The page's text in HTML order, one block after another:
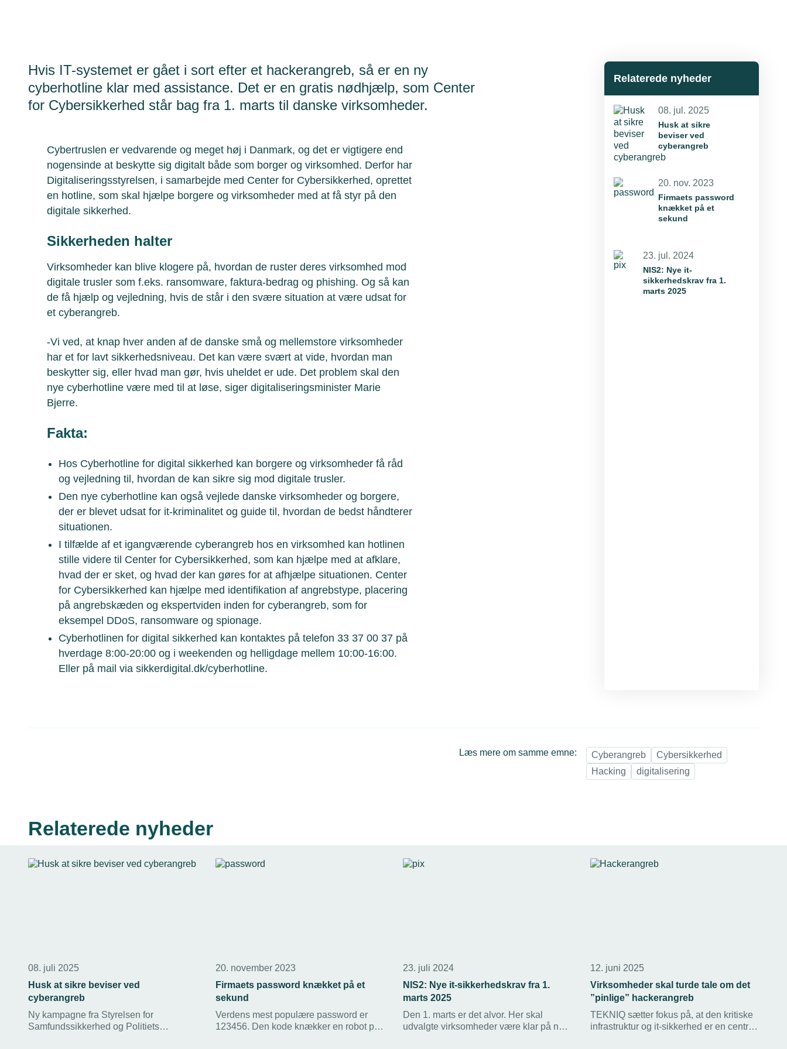
Hvis IT-systemet er gået i sort efter et hackerangreb, så er en ny
cyberhotline klar med assistance. Det er en gratis nødhjælp, som Center
for Cybersikkerhed står bag fra 1. marts til danske virksomheder.
Cybertruslen er vedvarende og meget høj i Danmark, og det er vigtigere end
nogensinde at beskytte sig digitalt både som borger og virksomhed. Derfor har
Digitaliseringsstyrelsen, i samarbejde med Center for Cybersikkerhed, oprettet
en hotline, som skal hjælpe borgere og virksomheder med at få styr på den
digitale sikkerhed.
Sikkerheden halter
Virksomheder kan blive klogere på, hvordan de ruster deres virksomhed mod
digitale trusler som f.eks. ransomware, faktura-bedrag og phishing. Og så kan
de få hjælp og vejledning, hvis de står i den svære situation at være udsat for
et cyberangreb.
-Vi ved, at knap hver anden af de danske små og mellemstore virksomheder
har et for lavt sikkerhedsniveau. Det kan være svært at vide, hvordan man
beskytter sig, eller hvad man gør, hvis uheldet er ude. Det problem skal den
nye cyberhotline være med til at løse, siger digitaliseringsminister Marie
Bjerre.
Fakta:
Hos Cyberhotline for digital sikkerhed kan borgere og virksomheder få råd
og vejledning til, hvordan de kan sikre sig mod digitale trusler.
Den nye cyberhotline kan også vejlede danske virksomheder og borgere,
der er blevet udsat for it-kriminalitet og guide til, hvordan de bedst håndterer
situationen.
I tilfælde af et igangværende cyberangreb hos en virksomhed kan hotlinen
stille videre til Center for Cybersikkerhed, som kan hjælpe med at afklare,
hvad der er sket, og hvad der kan gøres for at afhjælpe situationen. Center
for Cybersikkerhed kan hjælpe med identifikation af angrebstype, placering
på angrebskæden og ekspertviden inden for cyberangreb, som for
eksempel DDoS, ransomware og spionage.
Cyberhotlinen for digital sikkerhed kan kontaktes på telefon 33 37 00 37 på
hverdage 8:00-20:00 og i weekenden og helligdage mellem 10:00-16:00.
Eller på mail via sikkerdigital.dk/cyberhotline.
Relaterede nyheder
08. jul. 2025
Husk at sikre
beviser ved
cyberangreb
20. nov. 2023
Firmaets password
knækket på et
sekund
23. jul. 2024
NIS2: Nye it-
sikkerhedskrav fra 1.
marts 2025
Læs mere om samme emne: Cyberangreb
Cybersikkerhed
Hacking
digitalisering
Relaterede nyheder
08. juli 2025
Husk at sikre beviser ved
cyberangreb
Ny kampagne fra Styrelsen for
Samfundssikkerhed og Politiets
20. november 2023
Firmaets password knækket på et
sekund
Verdens mest populære password er
123456. Den kode knækker en robot på
23. juli 2024
NIS2: Nye it-sikkerhedskrav fra 1.
marts 2025
Den 1. marts er det alvor. Her skal
udvalgte virksomheder være klar på nye
12. juni 2025
Virksomheder skal turde tale om det
”pinlige” hackerangreb
TEKNIQ sætter fokus på, at den kritiske
infrastruktur og it-sikkerhed er en central